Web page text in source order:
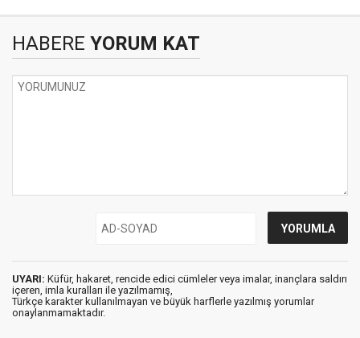
HABERE YORUM KAT
UYARI: Küfür, hakaret, rencide edici cümleler veya imalar, inançlara saldırı
içeren, imla kuralları ile yazılmamış,
Türkçe karakter kullanılmayan ve büyük harflerle yazılmış yorumlar
onaylanmamaktadır.